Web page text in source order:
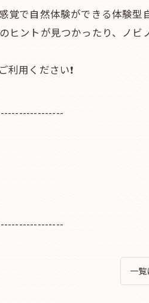
で自然体験ができる体験型
ヒントが見つかったり、ノ
用ください❗
一覧